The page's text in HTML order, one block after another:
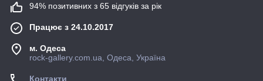
94% позитивних з 65 відгуків за рік
Працює з 24.10.2017
м. Одеса
rock-gallery.com.ua, Одеса, Україна
Контакти